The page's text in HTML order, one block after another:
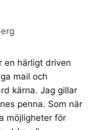
en härligt driven
mail och
kärna. Jag gillar
penna. Som när
möjligheter för